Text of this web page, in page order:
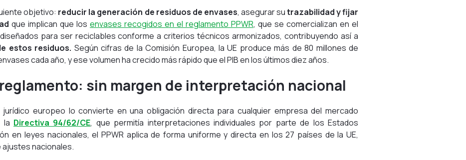
objetivo: reducir la generación de residuos de envases, asegurar sutrazabilidad y fijar
que implican que los envases recogidos en el reglamento PPWR, que se comercializan en el
para ser reciclables conforme a criterios técnicos armonizados, contribuyendo así a
estos residuos. Según cifras de la Comisión Europea, la UE produce más de 80 millones de
cada año, y ese volumen ha crecido más rápido que el PIB en los últimos diez años.
sin margen de interpretación nacional
europeo lo convierte en una obligación directa para cualquier empresa del mercado
la Directiva 94/62/CE, que permitía interpretaciones individuales por parte de los Estados
en leyes nacionales, el PPWR aplica de forma uniforme y directa en los 27 países de la UE,
ajustes nacionales.